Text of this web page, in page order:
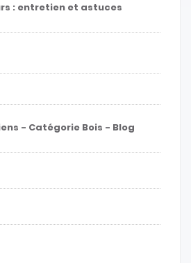
: entretien et astuces
- Catégorie Bois - Blog